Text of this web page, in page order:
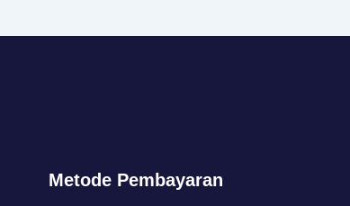
Metode Pembayaran